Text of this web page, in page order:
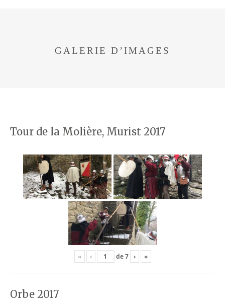
GALERIE D’IMAGES
Tour de la Molière, Murist 2017
« ‹ de7 › »
Orbe 2017